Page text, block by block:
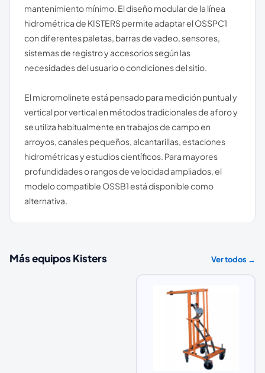
mantenimiento mínimo. El diseño modular de la línea
hidrométrica de KISTERS permite adaptar el OSSPC1
con diferentes paletas, barras de vadeo, sensores,
sistemas de registro y accesorios según las
necesidades del usuario o condiciones del sitio.
El micromolinete está pensado para medición puntual y
vertical por vertical en métodos tradicionales de aforo y
se utiliza habitualmente en trabajos de campo en
arroyos, canales pequeños, alcantarillas, estaciones
hidrométricas y estudios científicos. Para mayores
profundidades o rangos de velocidad ampliados, el
modelo compatible OSSB1 está disponible como
alternativa.
Más equiposKisters Ver todos →